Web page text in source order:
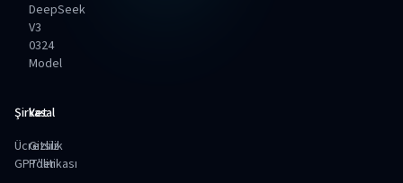
DeepSeek
V3
0324
Model
Şirket
Ücretsiz
GPT'ler
Yasal
Gizlilik
Politikası